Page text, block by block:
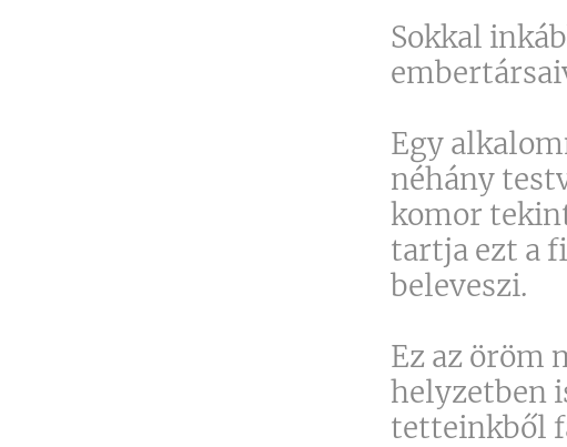
Sokkal
Egy
néhány
komor
tartja ezt a
beleveszi.
Ez az öröm
helyzetben
tetteinkből